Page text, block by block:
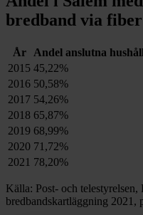
bredband via fiber
År
Andel anslutna
2015 45,22%
2016 50,58%
2017 54,26%
2018 65,87%
2019 68,99%
2020 71,72%
2021 78,20%
Källa: Post- och
bredbandskartläggning 2021,